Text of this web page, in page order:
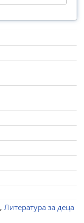
, Литература за деца